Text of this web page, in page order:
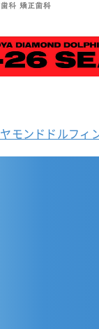
モンドドルフィ